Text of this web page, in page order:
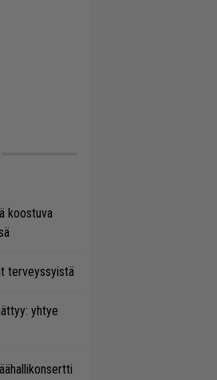
koostuva
terveyssyistä
yhtye